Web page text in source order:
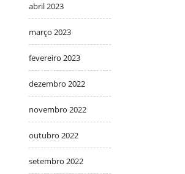
abril 2023
março 2023
fevereiro 2023
dezembro 2022
novembro 2022
outubro 2022
setembro 2022